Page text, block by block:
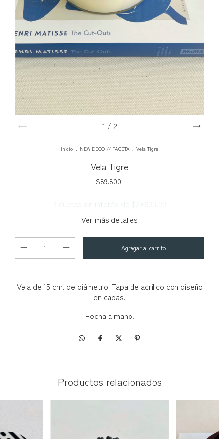
1 / 2
Inicio . NEW DECO // FACETA . Vela Tigre
Vela Tigre
$89.800
Ver más detalles
Vela de 15 cm. de diámetro. Tapa de acrílico con diseño
en capas.
Hecha a mano.
Productos relacionados